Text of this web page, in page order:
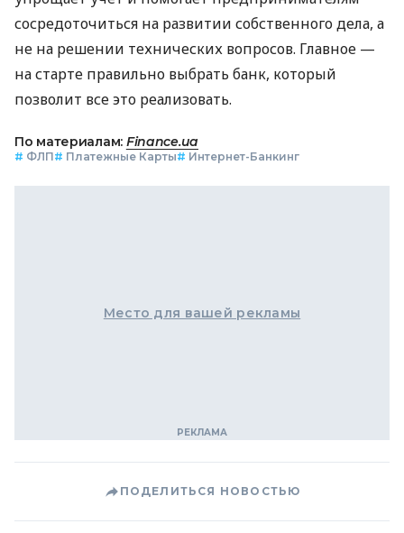
сосредоточиться на развитии собственного дела, а
не на решении технических вопросов. Главное —
на старте правильно выбрать банк, который
позволит все это реализовать.
По материалам: Finance.ua
# ФЛП# Платежные Карты# Интернет-Банкинг
Место для вашей рекламы
ПОДЕЛИТЬСЯ НОВОСТЬЮ